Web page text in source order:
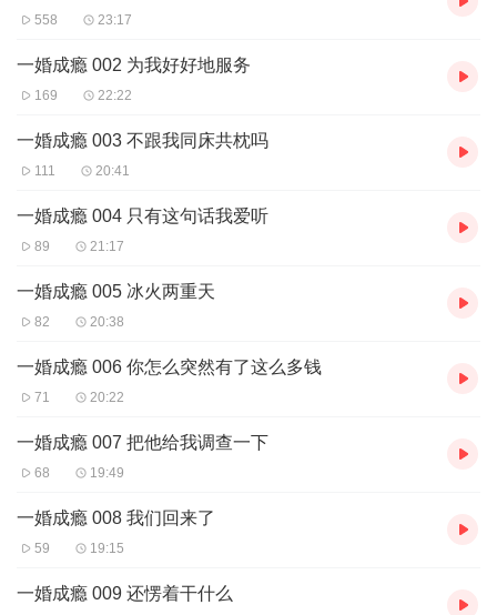
【作者/主播简介】
主播：小花电台
558 23:17
一婚成瘾 002 为我好好地服务
169 22:22
一婚成瘾 003 不跟我同床共枕吗
111 20:41
一婚成瘾 004 只有这句话我爱听
89 21:17
一婚成瘾 005 冰火两重天
82 20:38
一婚成瘾 006 你怎么突然有了这么多钱
71 20:22
一婚成瘾 007 把他给我调查一下
68 19:49
一婚成瘾 008 我们回来了
59 19:15
一婚成瘾 009 还愣着干什么